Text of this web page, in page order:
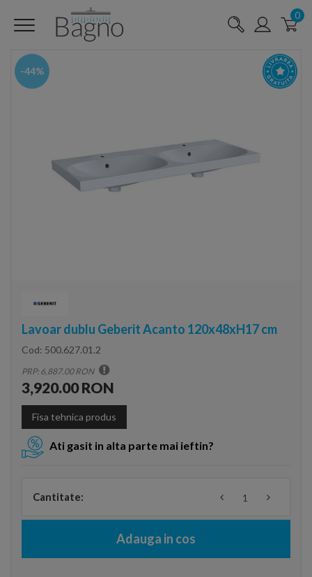
0
-44%
Lavoar dublu Geberit Acanto 120x48xH17 cm
Cod: 500.627.01.2
PRP: 6,887.00 RON
3,920.00 RON
Fisa tehnica produs
Ati gasit in alta parte mai ieftin?
Cantitate:
Adauga in cos